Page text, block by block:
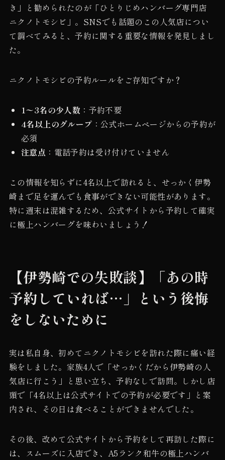
き」と勧められたのが「ひとりじめハンバーグ専門店
ニクノトモシビ」。SNSでも話題のこの人気店につい
て調べてみると、予約に関する重要な情報を発見しまし
た。
ニクノトモシビの予約ルールをご存知ですか？
1〜3名の少人数 ：予約不要
4名以上のグループ ：公式ホームページからの予約が
必須
注意点 ：電話予約は受け付けていません
この情報を知らずに4名以上で訪れると、せっかく伊勢
崎まで足を運んでも食事ができない可能性があります。
特に週末は混雑するため、公式サイトから予約して確実
に極上ハンバーグを味わいましょう！
【伊勢崎での失敗談】「あの時
予約していれば…」という後悔
をしないために
実は私自身、初めてニクノトモシビを訪れた際に痛い経
験をしました。家族4人で「せっかくだから伊勢崎の人
気店に行こう」と思い立ち、予約なしで訪問。しかし店
頭で「4名以上は公式サイトでの予約が必要です」と案
内され、その日は食べることができませんでした。
その後、改めて公式サイトから予約をして再訪した際に
は、スムーズに入店でき、A5ランク和牛の極上ハンバ